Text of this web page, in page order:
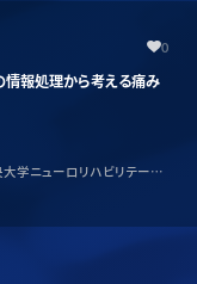
0
情報処理から考える痛み
学ニューロリハビリテーシ